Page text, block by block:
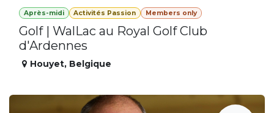
Après-midi Activités Passion Members only
Golf | WalLac au Royal Golf Club
d'Ardennes
Houyet, Belgique